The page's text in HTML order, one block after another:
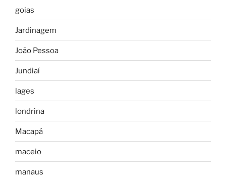
goias
Jardinagem
João Pessoa
Jundiaí
lages
londrina
Macapá
maceio
manaus